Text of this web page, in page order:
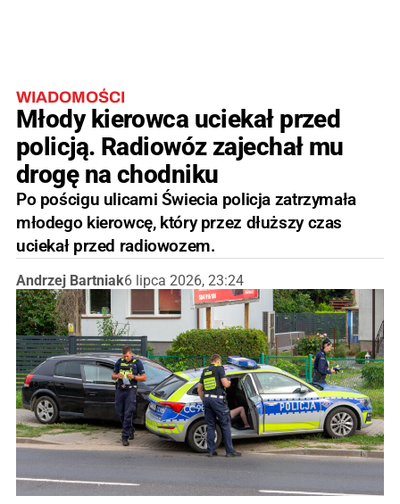
WIADOMOŚCI
Młody kierowca uciekał przed
policją. Radiowóz zajechał mu
drogę na chodniku
Po pościgu ulicami Świecia policja zatrzymała
młodego kierowcę, który przez dłuższy czas
uciekał przed radiowozem.
Andrzej Bartniak6 lipca 2026, 23:24